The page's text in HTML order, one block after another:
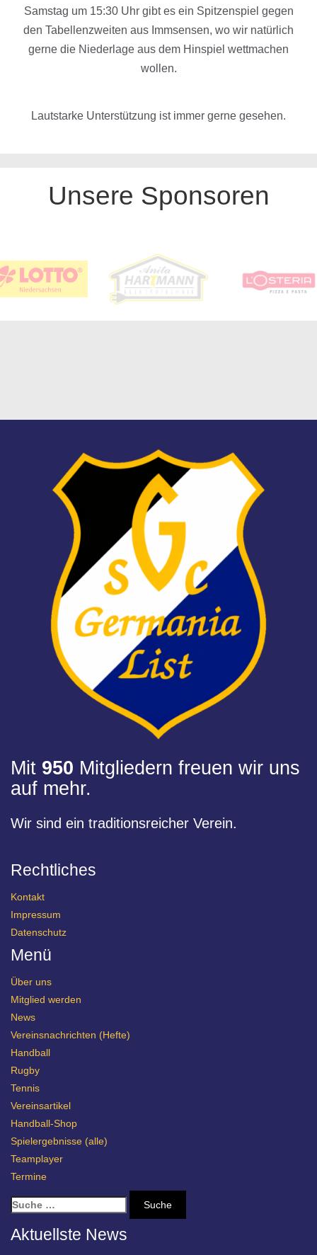
Samstag um 15:30 Uhrgibt es ein Spitzenspiel gegen
den Tabellenzweiten aus Immsensen, wo wir natürlich
gerne die Niederlage aus dem Hinspiel wettmachen
wollen.
Lautstarke Unterstützung ist immer gerne gesehen.
Unsere Sponsoren
Mit 950 Mitgliedern freuen wir uns
auf mehr.
Wir sind ein traditionsreicher Verein.
Rechtliches
Kontakt
Impressum
Datenschutz
Menü
Über uns
Mitglied werden
News
Vereinsnachrichten (Hefte)
Handball
Rugby
Tennis
Vereinsartikel
Handball-Shop
Spielergebnisse (alle)
Teamplayer
Termine
S
u
c
Aktuellste News